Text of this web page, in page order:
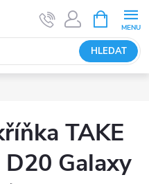
HLEDAT
NÁKUPNÍ
KOŠÍK
TAKE
Galaxy